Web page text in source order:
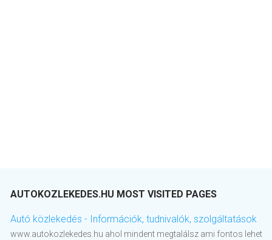
AUTOKOZLEKEDES.HU MOST VISITED PAGES
Autó közlekedés - Információk, tudnivalók, szolgáltatások
www.autokozlekedes.hu ahol mindent megtalálsz ami fontos lehet